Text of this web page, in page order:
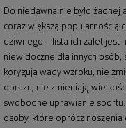
Do niedawna nie było żadnej
coraz większą popularnością
dziwnego – lista ich zalet jest
niewidoczne dla innych osób,
korygują wady wzroku, nie
obrazu, nie zmieniają
swobodne uprawianie
osoby, które oprócz